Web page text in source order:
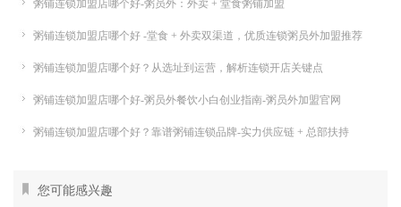
粥铺连锁加盟店哪个好-粥员外：外卖 + 堂食粥铺加盟
粥铺连锁加盟店哪个好 -堂食 + 外卖双渠道，优质连锁粥员外加盟推荐
粥铺连锁加盟店哪个好？从选址到运营，解析连锁开店关键点
粥铺连锁加盟店哪个好-粥员外餐饮小白创业指南-粥员外加盟官网
粥铺连锁加盟店哪个好？靠谱粥铺连锁品牌-实力供应链 + 总部扶持
您可能感兴趣